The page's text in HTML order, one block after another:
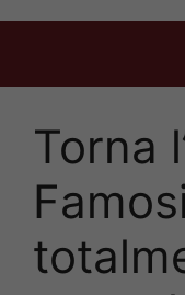
Torna